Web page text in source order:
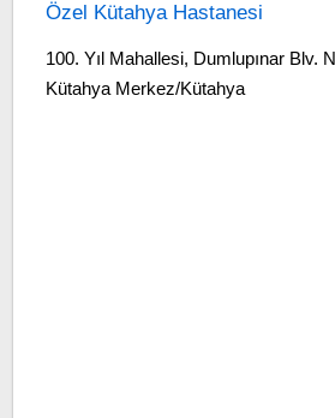
Özel Kütahya Hastanesi
100. Yıl Mahallesi, Dumlupınar Blv.
Kütahya Merkez/Kütahya